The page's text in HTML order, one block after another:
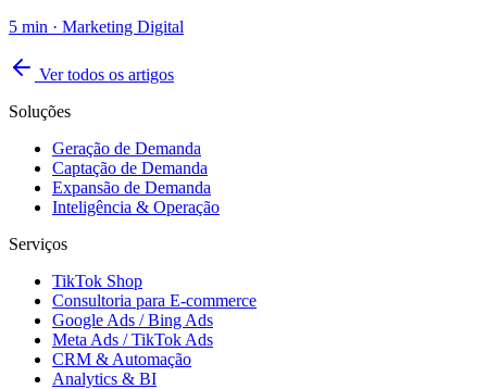
5 min · Marketing Digital
Ver todos os artigos
Soluções
Geração de Demanda
Captação de Demanda
Expansão de Demanda
Inteligência & Operação
Serviços
TikTok Shop
Consultoria para E-commerce
Google Ads / Bing Ads
Meta Ads / TikTok Ads
CRM & Automação
Analytics & BI